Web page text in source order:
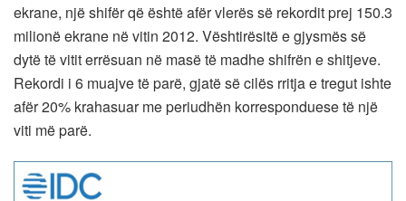
ekrane, një shifër që është afër vlerës së rekordit prej 150.3
milionë ekrane në vitin 2012. Vështirësitë e gjysmës së
dytë të vitit errësuan në masë të madhe shifrën e shitjeve.
Rekordi i 6 muajve të parë, gjatë së cilës rritja e tregut ishte
afër 20% krahasuar me periudhën korresponduese të një
viti më parë.